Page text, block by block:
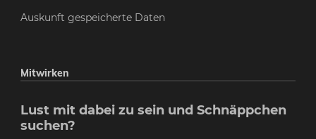
Auskunft gespeicherte Daten
Mitwirken
Lust mit dabei zu sein und Schnäppchen
suchen?